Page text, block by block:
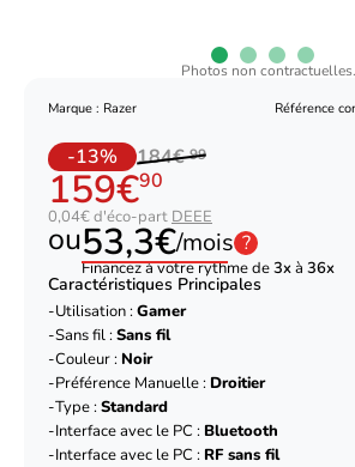
Photos non contractuelles.
Marque : Razer Référence
-13% 184€ 99
159€90
0,04€ d'éco-part DEEE
ou53,3€/mois ?
Financez à votre rythme de3xà 36x
Caractéristiques Principales
Utilisation :Gamer
Sans fil :Sans fil
Couleur : Noir
Préférence Manuelle : Droitier
Type :Standard
Interface avec le PC : Bluetooth
Interface avec le PC : RF sans fil